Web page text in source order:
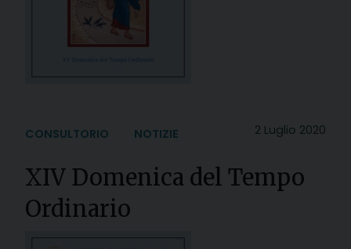
2 Luglio 2020
CONSULTORIO NOTIZIE
XIV Domenica del Tempo
Ordinario